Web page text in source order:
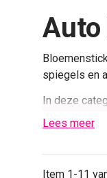
Auto
spiegels en
In deze
Auto
Lees meer
Item 1-11